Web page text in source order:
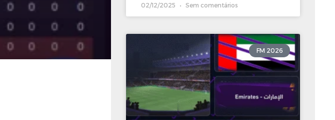
02/12/2025 Sem comentários
FM 2026